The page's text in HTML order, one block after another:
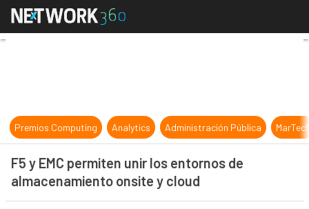
F5 y EMC permiten unir los
Premios Computing Analytics Administración Pública
F5 y EMC permiten unir los entornos de
almacenamiento onsite y cloud